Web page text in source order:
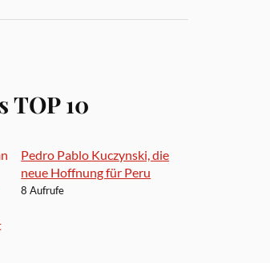
TOP 10
Pedro Pablo Kuczynski, die
neue Hoffnung für Peru
8 Aufrufe